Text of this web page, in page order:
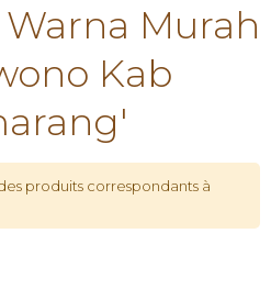
Murah
Kab
produits correspondants à